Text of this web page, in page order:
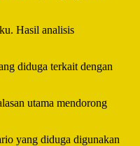
Hasil analisis
diduga terkait dengan
utama mendorong
yang diduga digunakan